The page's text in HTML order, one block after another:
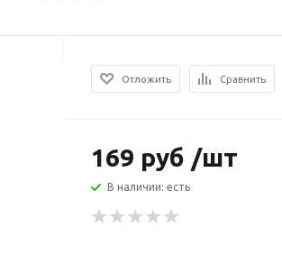
Отложить Сравнить
169 руб /шт
В наличии: есть